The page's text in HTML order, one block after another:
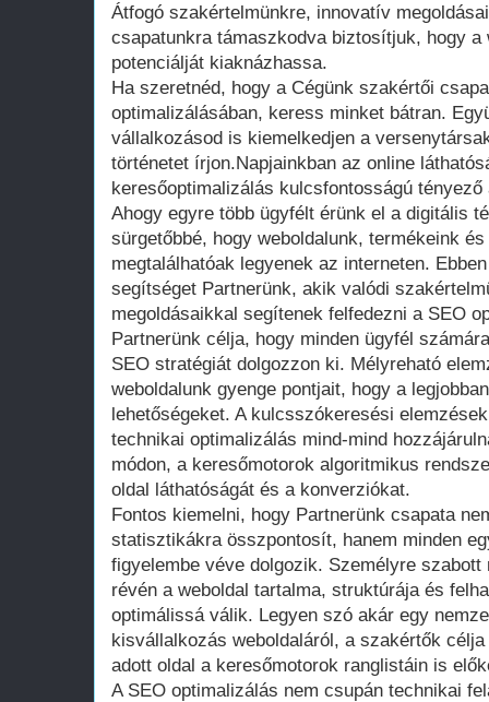
Átfogó szakértelmünkre, innovatív
csapatunkra támaszkodva biztosítjuk, hogy a
potenciálját kiaknázhassa.
Ha szeretnéd, hogy a Cégünk szakértői
optimalizálásában, keress minket bátran.
vállalkozásod is kiemelkedjen a
történetet írjon.Napjainkban az online
keresőoptimalizálás kulcsfontosságú
Ahogy egyre több ügyfélt érünk el a digitális
sürgetőbbé, hogy weboldalunk, termékeink
megtalálhatóak legyenek az interneten.
segítséget Partnerünk, akik valódi
megoldásaikkal segítenek felfedezni a SEO
Partnerünk célja, hogy minden ügyfél
SEO stratégiát dolgozzon ki. Mélyreható
weboldalunk gyenge pontjait, hogy a
lehetőségeket. A kulcsszókeresési
technikai optimalizálás mind-mind
módon, a keresőmotorok algoritmikus
oldal láthatóságát és a konverziókat.
Fontos kiemelni, hogy Partnerünk csapata
statisztikákra összpontosít, hanem minden
figyelembe véve dolgozik. Személyre
révén a weboldal tartalma, struktúrája és
optimálissá válik. Legyen szó akár egy
kisvállalkozás weboldaláról, a szakértők
adott oldal a keresőmotorok ranglistáin is
A SEO optimalizálás nem csupán technikai